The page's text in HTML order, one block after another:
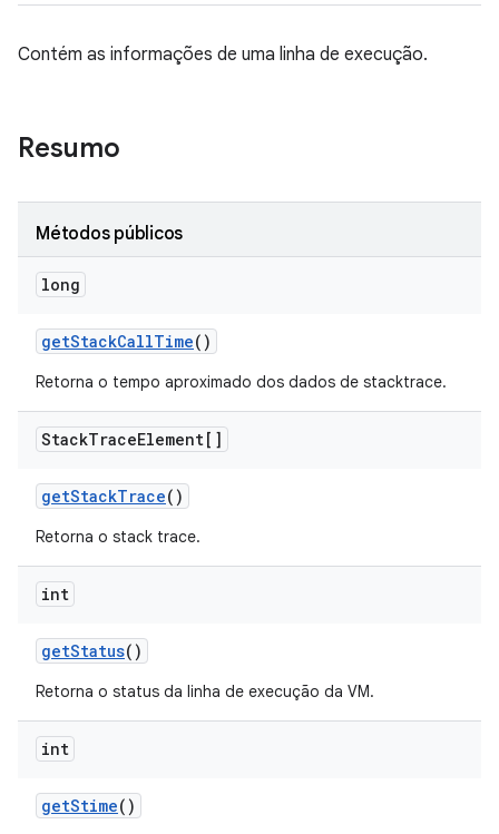
Contém as informações de uma linha de execução.
Resumo
Métodos públicos
long
getStackCallTime()
Retorna o tempo aproximado dos dados de stacktrace.
StackTraceElement[]
getStackTrace()
Retorna o stack trace.
int
getStatus()
Retorna o status da linha de execução da VM.
int
getStime()